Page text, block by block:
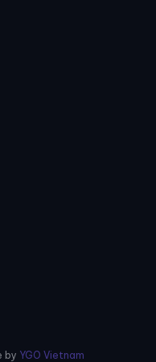
by YGO Vietnam